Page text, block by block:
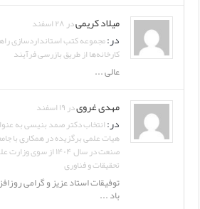
میلاد کریمیدر ۲۸ اسفند
در:مجموعه کتب استانداردسازی
کارخانه‌ها از طریق بازرسی فرآیند
عالی ...
مهدی غرویدر ۱۹ اسفند
در:انتخاب دکتر صمد بنیسی به
هیات علمی برگزیده در همکاری با
صنعت در سال ۱۴۰۴ از سوی
تحقیقات و فناوری
توفیقات استاد عزیز و گرامی
باد ...